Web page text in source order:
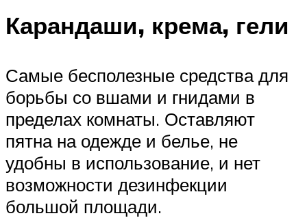
Карандаши, крема, гели
Самые бесполезные средства для
борьбы со вшами и гнидами в
пределах комнаты. Оставляют
пятна на одежде и белье, не
удобны в использование, и нет
возможности дезинфекции
большой площади.